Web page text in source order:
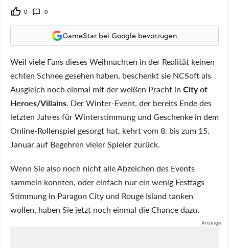
0 0
GameStar bei Google bevorzugen
Weil viele Fans dieses Weihnachten in der Realität keinen
echten Schnee gesehen haben, beschenkt sie NCSoft als
Ausgleich noch einmal mit der weißen Pracht in City of
Heroes/Villains. Der Winter-Event, der bereits Ende des
letzten Jahres für Winterstimmung und Geschenke in dem
Online-Rollenspiel gesorgt hat, kehrt vom 8. bis zum 15.
Januar auf Begehren vieler Spieler zurück.
Wenn Sie also noch nicht alle Abzeichen des Events
sammeln konnten, oder einfach nur ein wenig Festtags-
Stimmung in Paragon City und Rouge Island tanken
wollen, haben Sie jetzt noch einmal die Chance dazu.